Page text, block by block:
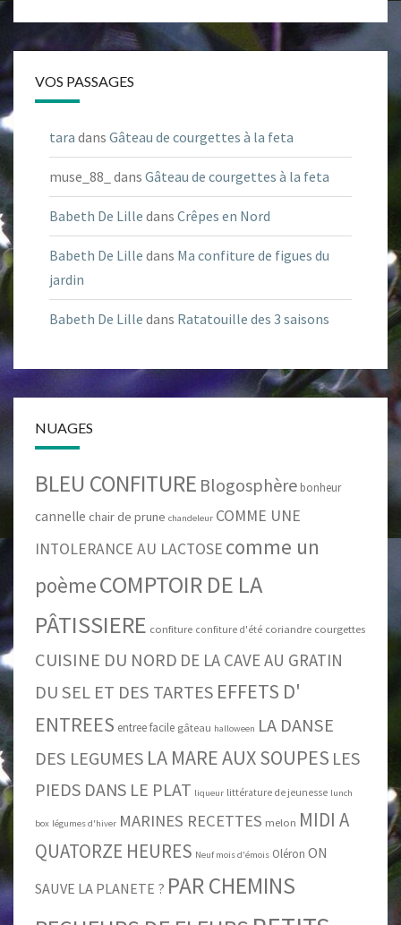
VOS PASSAGES
tara dans Gâteau de courgettes à la feta
muse_88_ dans Gâteau de courgettes à la feta
Babeth De Lille dans Crêpes en Nord
Babeth De Lille dans Ma confiture de figues du
jardin
Babeth De Lille dans Ratatouille des 3 saisons
NUAGES
BLEU CONFITURE Blogosphère bonheur
cannelle chair de prune chandeleur COMME UNE
INTOLERANCE AU LACTOSE comme un
poèmeCOMPTOIR DE LA
PÂTISSIERE confiture confiture d'été coriandre courgettes
CUISINE DU NORD DE LA CAVE AU GRATIN
DU SEL ET DES TARTES EFFETS D'
ENTREES entree facile gâteau halloween LA DANSE
DES LEGUMES LA MARE AUX SOUPES LES
PIEDS DANS LE PLAT liqueur littérature de jeunesse lunch
box légumes d'hiver MARINES RECETTES melon MIDI A
QUATORZE HEURES Neuf mois d'émois Oléron ON
SAUVE LA PLANETE ? PAR CHEMINS